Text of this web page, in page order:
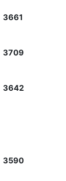
3661
3709
3642
3590